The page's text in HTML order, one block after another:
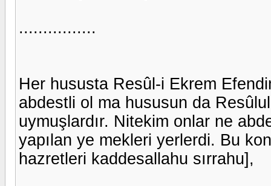
................
Her hususta Resûl-i Ekrem
abdestli ol ma hususun da
uymuşlardır. Nitekim onlar ne
yapılan ye mekleri yerlerdi. Bu
hazretleri kaddesallahu sırrahu],